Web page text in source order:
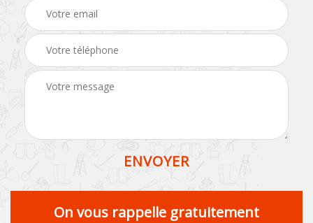
On vous rappelle gratuitement